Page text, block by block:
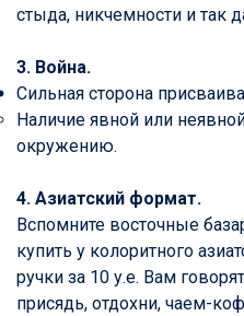
стыда, никчемности и так
3. Война.
Сильная сторона
Наличие явной или
окружению.
4. Азиатский формат.
Вспомните восточные
купить у колоритного
ручки за 10 у.е. Вам
присядь, отдохни, чаем-